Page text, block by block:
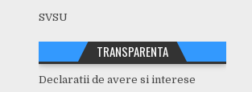
SVSU
TRANSPARENTA
Declaratii de avere si interese